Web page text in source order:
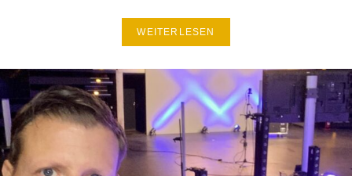
WEITERLESEN